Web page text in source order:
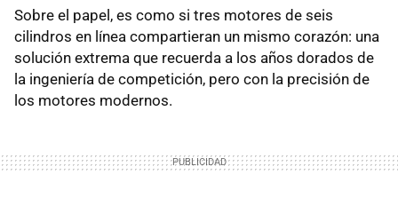
Sobre el papel, es como si tres motores de seis
cilindros en línea compartieran un mismo corazón: una
solución extrema que recuerda a los años dorados de
la ingeniería de competición, pero con la precisión de
los motores modernos.